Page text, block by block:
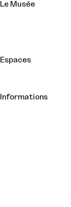
Le Musée
Espaces
Informations